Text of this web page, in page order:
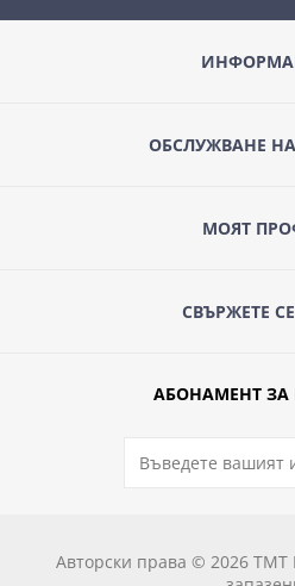
ОБСЛУЖВАНЕ
МОЯТ
СВЪРЖЕТЕ
АБОНАМЕНТ
Авторски права © 2026